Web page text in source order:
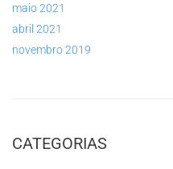
maio 2021
abril 2021
novembro 2019
CATEGORIAS